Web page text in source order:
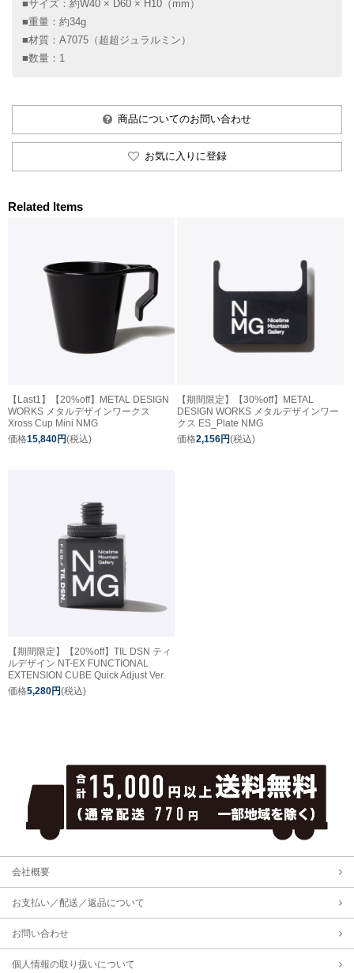
■サイズ：約W40 × D60 × H10（mm）
■重量：約34g
■材質：A7075（超超ジュラルミン）
■数量：1
商品についてのお問い合わせ
お気に入りに登録
Related Items
【Last1】【20%off】METAL DESIGN
WORKS メタルデザインワークス
Xross Cup Mini NMG
価格15,840円(税込)
【期間限定】【30%off】METAL
DESIGN WORKS メタルデザインワー
クス ES_Plate NMG
価格2,156円(税込)
【期間限定】【20%off】TIL DSN ティ
ルデザイン NT-EX FUNCTIONAL
EXTENSION CUBE Quick Adjust Ver.
価格5,280円(税込)
会社概要
お支払い／配送／返品について
お問い合わせ
個人情報の取り扱いについて